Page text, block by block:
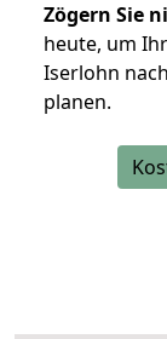
Zögern Sie
heute, um
Iserlohn
planen.